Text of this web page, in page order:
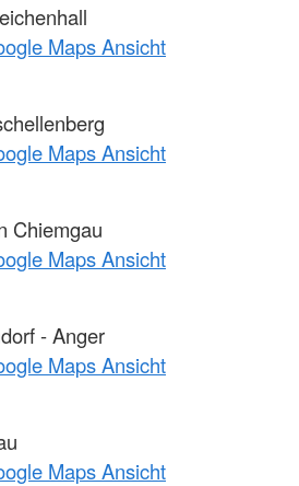
Maps Ansicht
Maps Ansicht
Chiemgau
Maps Ansicht
- Anger
Maps Ansicht
Maps Ansicht